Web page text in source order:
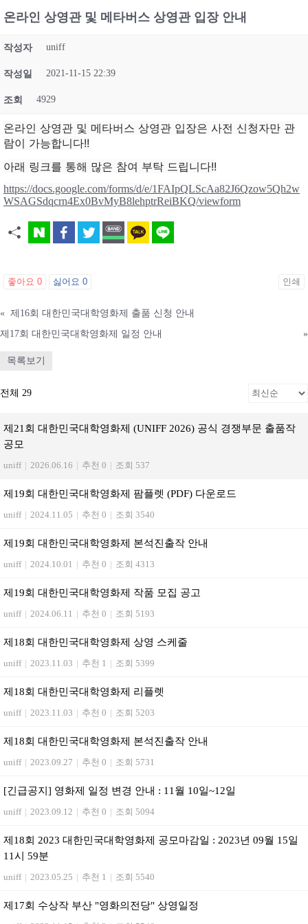
온라인 상영관 및 메타버스 상영관 입장 안내
작성자 uniff
작성일 2021-11-15 22:39
조회 4929
온라인 상영관 및 메타버스 상영관 입장은 사전 신청자만 관
람이 가능합니다!!
아래 링크를 통해 많은 참여 부탁 드립니다!!
https://docs.google.com/forms/d/e/1FAIpQLScAa82J6Qzow5Qh2w
WSAGSdqcrn4Ex0BvMyB8lehptrReiBKQ/viewform
좋아요 0 싫어요 0 인쇄
« 제16회 대한민국대학영화제 출품 신청 안내
제17회 대한민국대학영화제 일정 안내
»
목록보기
전체 29
제21회 대한민국대학영화제 (UNIFF 2026) 공식 경쟁부문 출품작
공모
uniff | 2026.06.16 | 추천 0 | 조회 537
제19회 대한민국대학영화제 팜플렛 (PDF) 다운로드
uniff | 2024.11.05 | 추천 0 | 조회 3540
제19회 대한민국대학영화제 본석진출작 안내
uniff | 2024.10.01 | 추천 0 | 조회 4313
제19회 대한민국대학영화제 작품 모집 공고
uniff | 2024.06.11 | 추천 0 | 조회 5193
제18회 대한민국대학영화제 상영 스케줄
uniff | 2023.11.03 | 추천 1 | 조회 5399
제18회 대한민국대학영화제 리플렛
uniff | 2023.11.03 | 추천 0 | 조회 5203
제18회 대한민국대학영화제 본석진출작 안내
uniff | 2023.09.27 | 추천 0 | 조회 5731
[긴급공지] 영화제 일정 변경 안내 : 11월 10일~12일
uniff | 2023.09.12 | 추천 0 | 조회 5094
제18회 2023 대한민국대학영화제 공모마감일 : 2023년 09월 15일
11시 59분
uniff | 2023.05.25 | 추천 1 | 조회 5540
제17회 수상작 부산 "영화의전당" 상영일정